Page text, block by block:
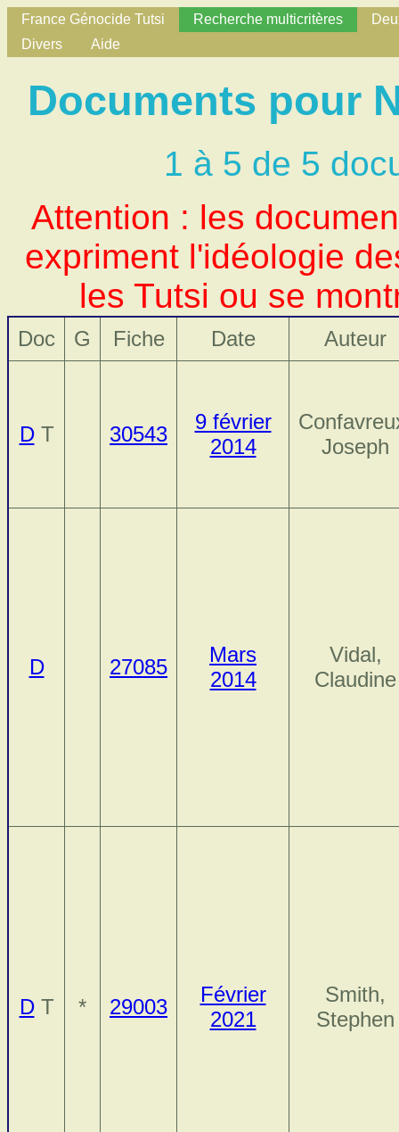
France Génocide Tutsi Recherche multicritères
Divers
Aide
Documents pour
1 à 5 de 5
Attention : les
expriment l'idéologie
les Tutsi ou se
Doc G Fiche Date Auteur
DT 30543
9 février
2014
Joseph
D 27085
Mars
2014
Vidal,
Claudine
DT * 29003
Février
2021
Smith,
Stephen